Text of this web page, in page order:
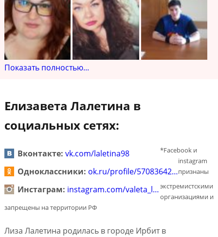
Показать полностью...
Елизавета Лалетина в
социальных сетях:
Вконтакте: vk.com/laletina98
Одноклассники: ok.ru/profile/57083642…
Инстаграм: instagram.com/valeta_l…
*Facebook и
instagram
признаны
экстремистскими
организациями и
запрещены на территории РФ
Лиза Лалетина родилась в городе Ирбит в